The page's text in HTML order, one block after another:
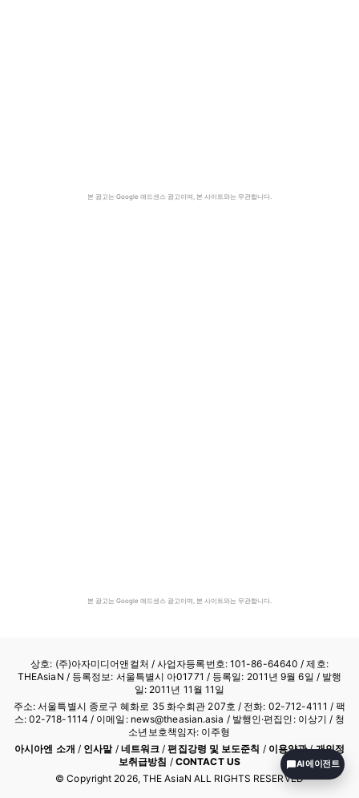
본 광고는 Google 애드센스 광고이며, 본 사이트와는 무관합니다.
본 광고는 Google 애드센스 광고이며, 본 사이트와는 무관합니다.
상호: (주)아자미디어앤컬처 /사업자등록번호: 101-86-64640 / 제호:
THEAsiaN / 등록정보: 서울특별시 아01771 / 등록일: 2011년 9월 6일 / 발행
일: 2011년 11월 11일
주소: 서울특별시 종로구 혜화로 35 화수회관 207호 / 전화: 02-712-4111 / 팩
스: 02-718-1114 / 이메일: news@theasian.asia / 발행인·편집인: 이상기 / 청
소년보호책임자: 이주형
아시아엔 소개 / 인사말/ 네트워크 /편집강령 및 보도준칙 / 이용약관/개인정
보취급방침 / CONTACT US
© Copyright 2026, THE AsiaN ALL RIGHTS RESERVED
AI 에이전트